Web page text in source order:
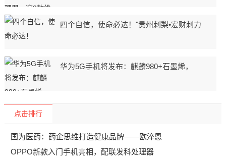
四个自信，使命必达！"贵州刺梨•宏财刺力
华为5G手机将发布：麒麟980+石墨烯，
点击排行
国为医药：药企思维打造健康品牌——欧淬恩
OPPO新款入门手机亮相，配联发科处理器